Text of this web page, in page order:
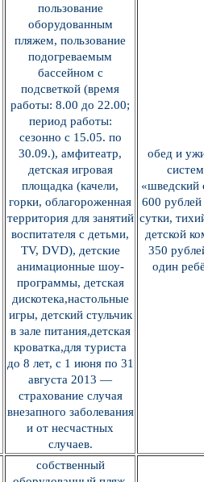
пользование
оборудованным
пляжем, пользование
подогреваемым
бассейном с
подсветкой (время
работы: 8.00 до 22.00;
период работы:
сезонно с 15.05. по
30.09.), амфитеатр,
детская игровая
площадка (качели,
горки, облагороженная
территория для занятий
воспитателя с детьми,
TV, DVD), детские
анимационные шоу-
программы, детская
дискотека,настольные
игры, детский стульчик
в зале питания,детская
кроватка,для туриста
до 8 лет, с 1 июня по 31
августа 2013 —
страхование случая
внезапного заболевания
и от несчастных
случаев.
обед и
«шведский
600 рублей
сутки,
детской
350
один
собственный